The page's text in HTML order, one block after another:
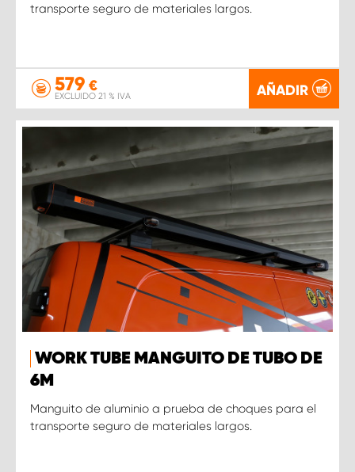
transporte seguro de materiales largos.
579 €
EXCLUIDO 21 % IVA AÑADIR
WORK TUBE MANGUITO DE TUBO DE
6M
Manguito de aluminio a prueba de choques para el
transporte seguro de materiales largos.